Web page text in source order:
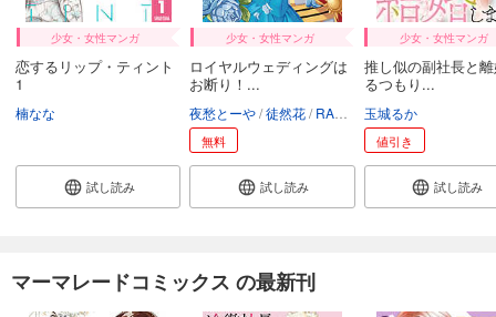
少女・女性マンガ
恋するリップ・ティント
1
楠なな
試し読み
少女・女性マンガ
ロイヤルウェディングは
お断り！...
夜愁とーや 徒然花 RAHWIA
無料
試し読み
少女・女性マンガ
推し似の副社長と
るつもり...
玉城るか
値引き
試し読み
マーマレードコミックス の最新刊